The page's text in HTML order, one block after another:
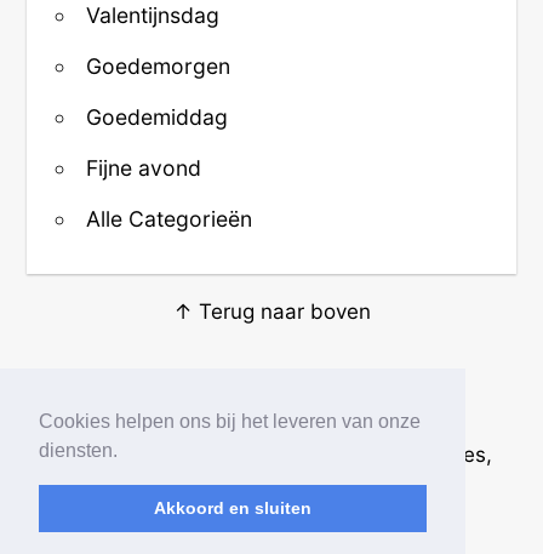
Cookies helpen ons bij het leveren van onze
diensten.
Akkoord en sluiten
Valentijnsdag
Goedemorgen
Goedemiddag
Fijne avond
Alle Categorieën
↑ Terug naar boven
© 2026
· Plaatjes, animaties,
afbeeldingen en fotos